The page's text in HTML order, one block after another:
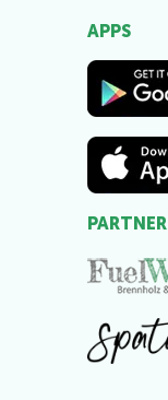
APPS
PARTNER